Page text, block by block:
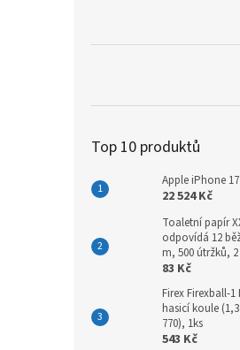
Top 10 produktů
Apple iPhone
22 524 Kč
Toaletní papír
odpovídá 12
m, 500 útržků,
83 Kč
Firex Firexball-
hasicí koule
770), 1ks
543 Kč